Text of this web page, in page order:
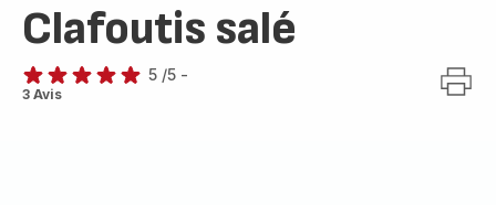
Clafoutis salé
Avis
5 /5 -
3 Avis